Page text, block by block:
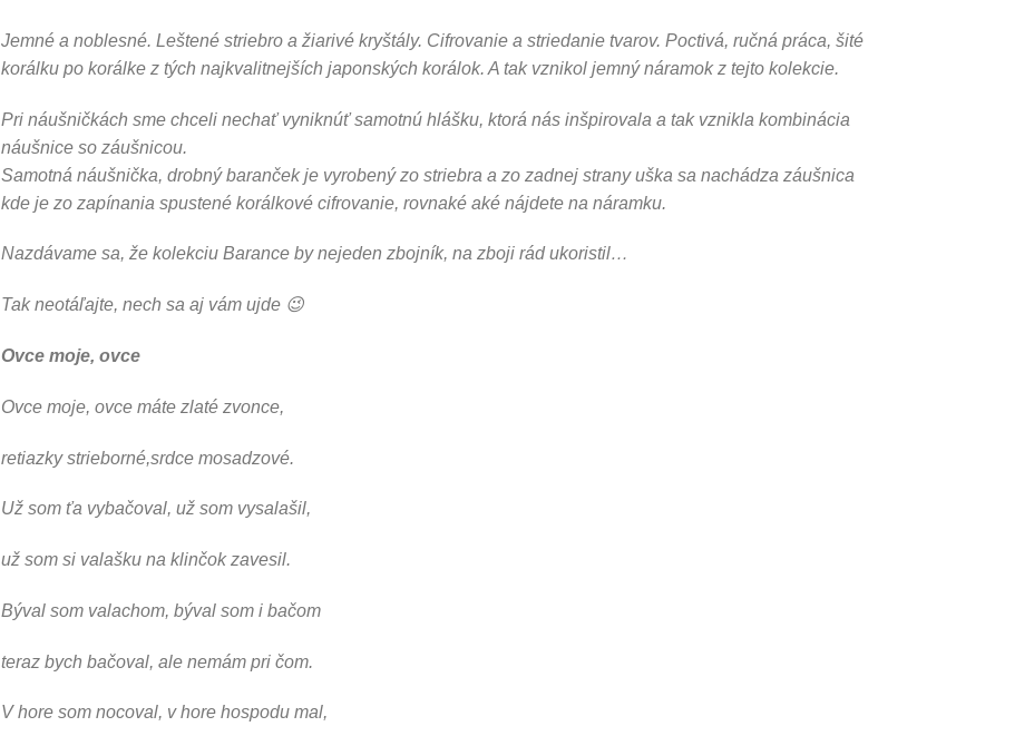
Jemné a noblesné. Leštené striebro a žiarivé kryštály. Cifrovanie a striedanie tvarov. Poctivá, ručná práca, šité
korálku po korálke z tých najkvalitnejších japonských korálok. A tak vznikol jemný náramok z tejto kolekcie.
Pri náušničkách sme chceli nechať vyniknúť samotnú hlášku, ktorá nás inšpirovala a tak vznikla kombinácia
náušnice so záušnicou.
Samotná náušnička, drobný baranček je vyrobený zo striebra a zo zadnej strany uška sa nachádza záušnica
kde je zo zapínania spustené korálkové cifrovanie, rovnaké aké nájdete na náramku.
Nazdávame sa, že kolekciu Barance by nejeden zbojník, na zboji rád ukoristil…
Tak neotáľajte, nech sa aj vám ujde 😉
Ovce moje, ovce
Ovce moje, ovce máte zlaté zvonce,
retiazky strieborné,srdce mosadzové.
Už som ťa vybačoval, už som vysalašil,
už som si valašku na klinčok zavesil.
Býval som valachom, býval som i bačom
teraz bych bačoval, ale nemám pri čom.
V hore som nocoval, v hore hospodu mal,